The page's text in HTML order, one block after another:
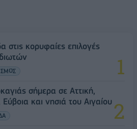
κορυφαίες επιλογές
σήμερα σε Αττική,
και νησιά του Αιγαίου